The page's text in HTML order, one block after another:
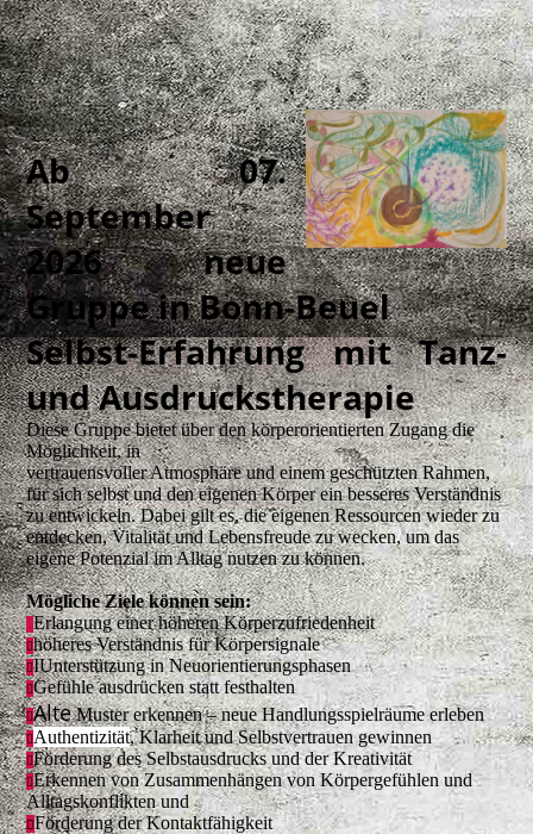
Ab 07.
September
2026 neue
Gruppe in Bonn-Beuel
Selbst-Erfahrung mit Tanz-
und Ausdruckstherapie
Diese Gruppe bietet über den körperorientierten Zugang die
Möglichkeit, in
vertrauensvoller Atmosphäre und einem geschützten Rahmen,
für sich selbst und den eigenen Körper ein besseres Verständnis
zu entwickeln. Dabei gilt es, die eigenen Ressourcen wieder zu
entdecken, Vitalität und Lebensfreude zu wecken, um das
eigene Potenzial im Alltag nutzen zu können.
Mögliche Ziele können sein:
Erlangung einer höheren Körperzufriedenheit
höheres Verständnis für Körpersignale
IUnterstützung in Neuorientierungsphasen
Gefühle ausdrücken statt festhalten
AlteMuster erkennen – neue Handlungsspielräume erleben
Authentizität, Klarheit und Selbstvertrauen gewinnen
Förderung des Selbstausdrucks und der Kreativität
Erkennen von Zusammenhängen von Körpergefühlen und
Alltagskonflikten und
Förderung der Kontaktfähigkeit